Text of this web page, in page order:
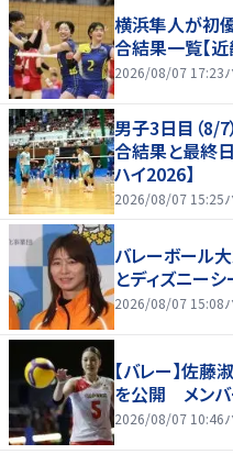
横浜隼人が初
合結果一覧【近
2026/08/07 17:23
男子3日目（8/7
合結果と最終日
ハイ2026】
2026/08/07 15:25
バレーボール
とディズニー
2026/08/07 15:08
【バレー】佐
を公開 メンバ
2026/08/07 10:46